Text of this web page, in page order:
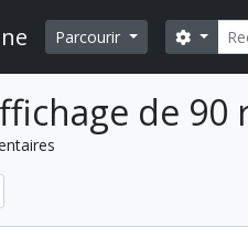
Parcourir
de 90